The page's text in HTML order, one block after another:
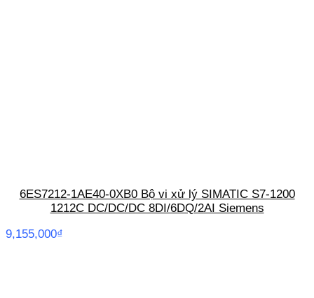
6ES7212-1AE40-0XB0 Bộ vi xử lý SIMATIC S7-1200
1212C DC/DC/DC 8DI/6DQ/2AI Siemens
9,155,000₫